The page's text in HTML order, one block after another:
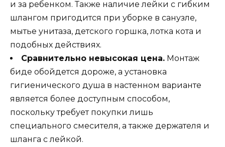
и за ребенком. Также наличие лейки с гибким
шлангом пригодится при уборке в санузле,
мытье унитаза, детского горшка, лотка кота и
подобных действиях.
Сравнительно невысокая цена. Монтаж
биде обойдется дороже, а установка
гигиенического душа в настенном варианте
является более доступным способом,
поскольку требует покупки лишь
специального смесителя, а также держателя и
шланга с лейкой.